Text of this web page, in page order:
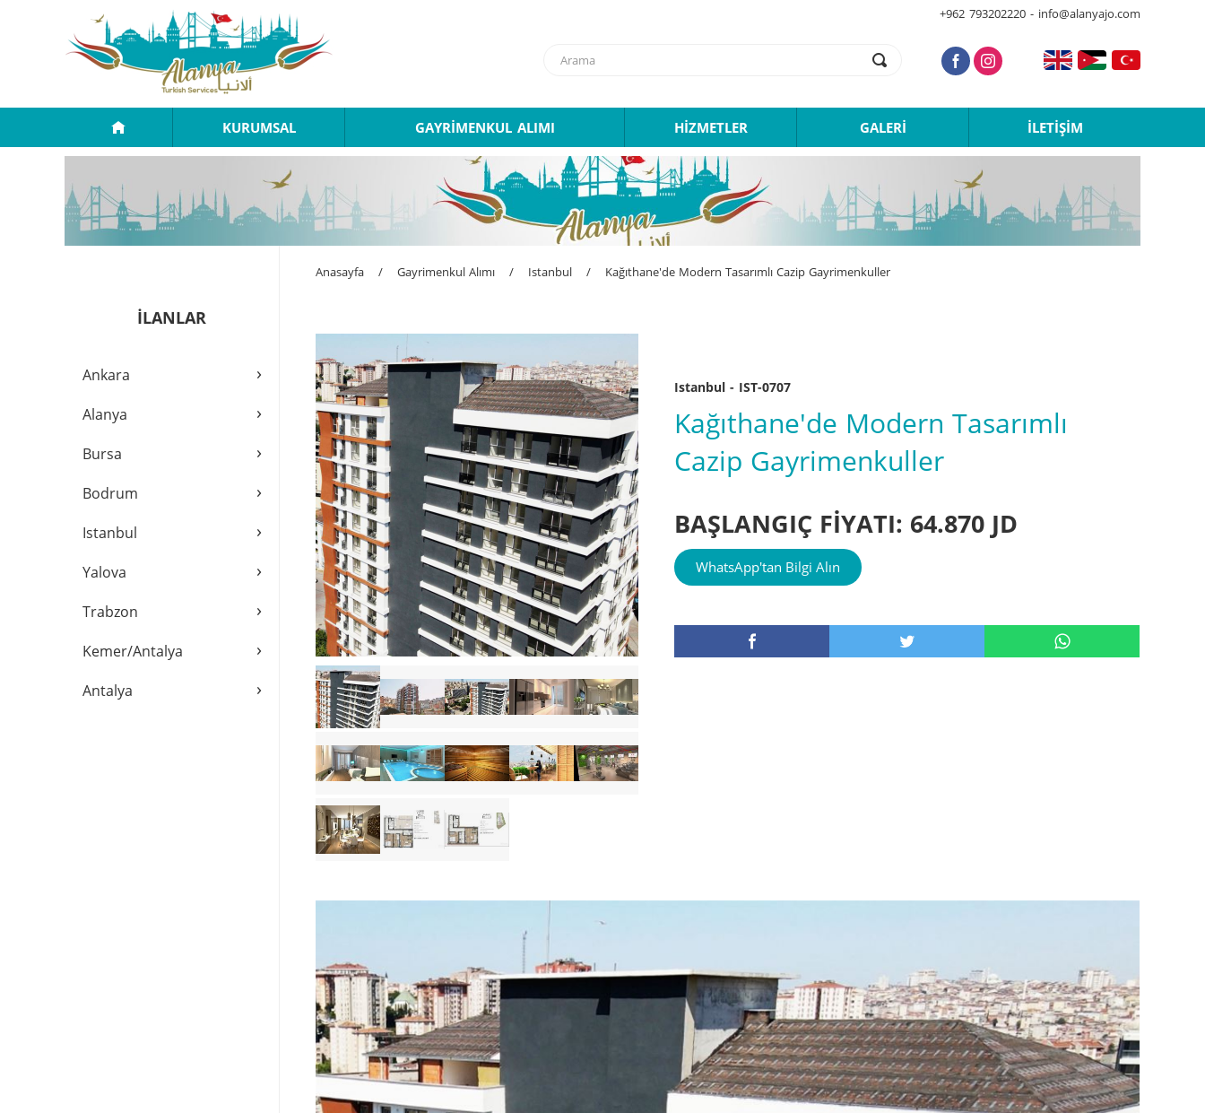
+962 793202220 - info@alanyajo.com
KURUMSAL GAYRİMENKUL ALIMI HİZMETLER GALERİ İLETİŞİM
İLANLAR
›
Ankara
›
Alanya
›
Bursa
›
Bodrum
›
Istanbul
›
Yalova
›
Trabzon
›
Kemer/Antalya
›
Antalya
Anasayfa / Gayrimenkul Alımı / Istanbul / Kağıthane'de Modern Tasarımlı Cazip Gayrimenkuller
Istanbul - IST-0707
Kağıthane'de Modern Tasarımlı
Cazip Gayrimenkuller
BAŞLANGIÇ FİYATI: 64.870 JD
WhatsApp'tan Bilgi Alın